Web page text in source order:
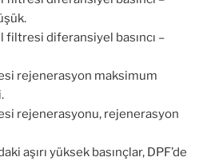
diferansiyel basıncı –
rejenerasyon maksimum
rejenerasyonu, rejenerasyon
aşırı yüksek basınçlar, DPF’de